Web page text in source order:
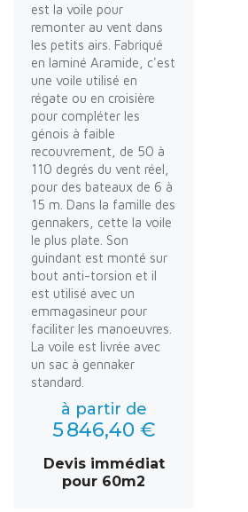
est la voile pour
remonter au vent dans
les petits airs. Fabriqué
en laminé Aramide, c'est
une voile utilisé en
régate ou en croisière
pour compléter les
génois à faible
recouvrement, de 50 à
110 degrés du vent réel,
pour des bateaux de 6 à
15 m. Dans la famille des
gennakers, cette la voile
le plus plate. Son
guindant est monté sur
bout anti-torsion et il
est utilisé avec un
emmagasineur pour
faciliter les manoeuvres.
La voile est livrée avec
un sac à gennaker
standard.
à partir de
5 846,40 €
Devis immédiat
pour 60m2